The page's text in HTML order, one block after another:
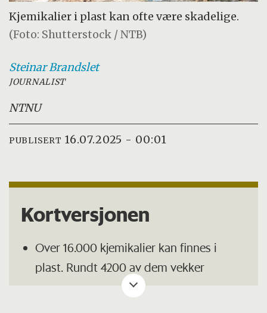
Kjemikalier i plast kan ofte være skadelige.
(Foto: Shutterstock / NTB)
SteinarBrandslet
JOURNALIST
NTNU
PUBLISERT 16.07.2025 - 00:01
Kortversjonen
Over 16.000 kjemikalier kan finnes i
plast. Rundt 4200 av dem vekker
bekymring blant forskere på grunn av